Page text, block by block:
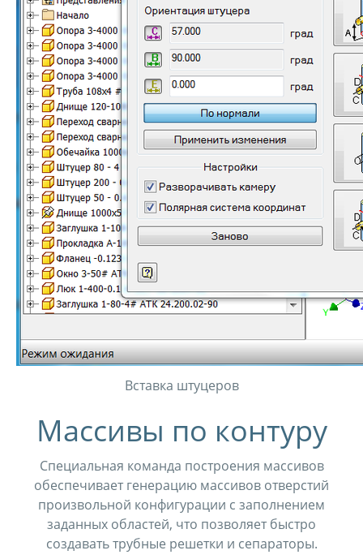
Вставка штуцеров
Массивы по контуру
Специальная команда построения массивов
обеспечивает генерацию массивов отверстий
произвольной конфигурации с заполнением
заданных областей, что позволяет быстро
создавать трубные решетки и сепараторы.